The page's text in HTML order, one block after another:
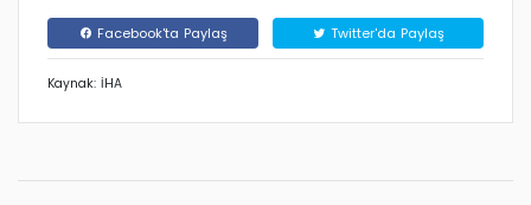
Facebook'ta Paylaş Twitter'da Paylaş
Kaynak: İHA